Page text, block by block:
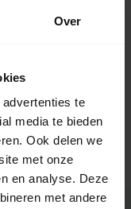
Over
te
media te bieden
Ook delen we
met onze
en analyse. Deze
met andere
sectio